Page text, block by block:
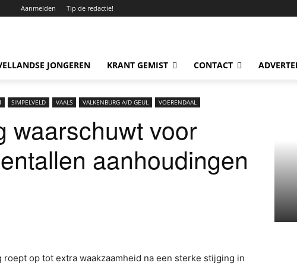
Aanmelden Tip de redactie!
JONGEREN KRANT GEMIST CONTACT
SIMPELVELD VAALS VALKENBURG A/D GEUL VOERENDAAL
waarschuwt voor
aanhoudingen
op tot extra waakzaamheid na een sterke stijging in